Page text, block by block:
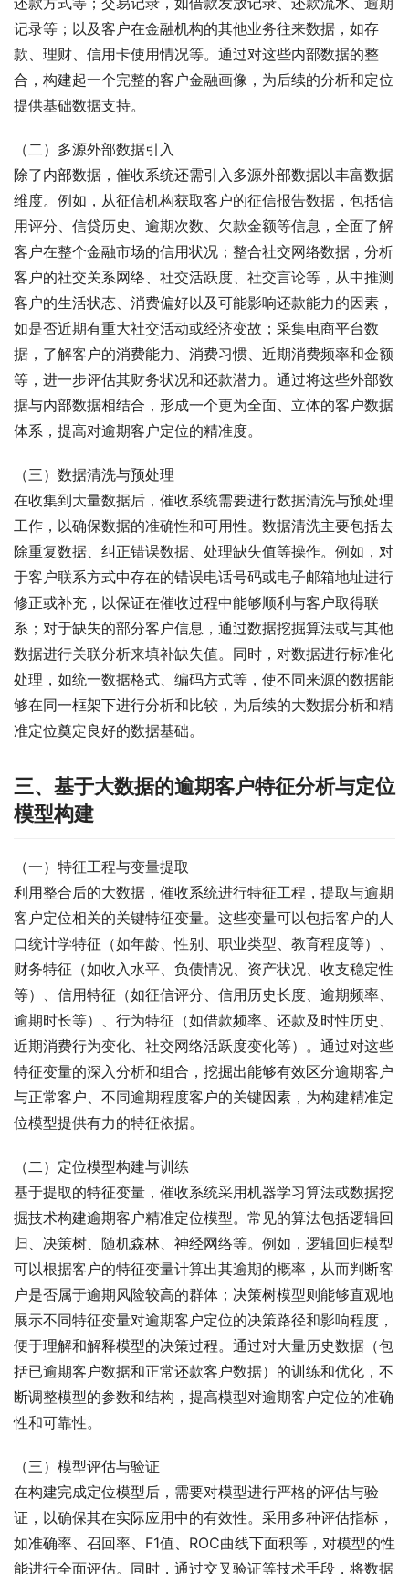
记录等；以及客户在金融机构的其他业务往来数据，如存
款、理财、信用卡使用情况等。通过对这些内部数据的整
合，构建起一个完整的客户金融画像，为后续的分析和定位
提供基础数据支持。
（二）多源外部数据引入
除了内部数据，催收系统还需引入多源外部数据以丰富数据
维度。例如，从征信机构获取客户的征信报告数据，包括信
用评分、信贷历史、逾期次数、欠款金额等信息，全面了解
客户在整个金融市场的信用状况；整合社交网络数据，分析
客户的社交关系网络、社交活跃度、社交言论等，从中推测
客户的生活状态、消费偏好以及可能影响还款能力的因素，
如是否近期有重大社交活动或经济变故；采集电商平台数
据，了解客户的消费能力、消费习惯、近期消费频率和金额
等，进一步评估其财务状况和还款潜力。通过将这些外部数
据与内部数据相结合，形成一个更为全面、立体的客户数据
体系，提高对逾期客户定位的精准度。
（三）数据清洗与预处理
在收集到大量数据后，催收系统需要进行数据清洗与预处理
工作，以确保数据的准确性和可用性。数据清洗主要包括去
除重复数据、纠正错误数据、处理缺失值等操作。例如，对
于客户联系方式中存在的错误电话号码或电子邮箱地址进行
修正或补充，以保证在催收过程中能够顺利与客户取得联
系；对于缺失的部分客户信息，通过数据挖掘算法或与其他
数据进行关联分析来填补缺失值。同时，对数据进行标准化
处理，如统一数据格式、编码方式等，使不同来源的数据能
够在同一框架下进行分析和比较，为后续的大数据分析和精
准定位奠定良好的数据基础。
三、基于大数据的逾期客户特征分析与定位
模型构建
（一）特征工程与变量提取
利用整合后的大数据，催收系统进行特征工程，提取与逾期
客户定位相关的关键特征变量。这些变量可以包括客户的人
口统计学特征（如年龄、性别、职业类型、教育程度等）、
财务特征（如收入水平、负债情况、资产状况、收支稳定性
等）、信用特征（如征信评分、信用历史长度、逾期频率、
逾期时长等）、行为特征（如借款频率、还款及时性历史、
近期消费行为变化、社交网络活跃度变化等）。通过对这些
特征变量的深入分析和组合，挖掘出能够有效区分逾期客户
与正常客户、不同逾期程度客户的关键因素，为构建精准定
位模型提供有力的特征依据。
（二）定位模型构建与训练
基于提取的特征变量，催收系统采用机器学习算法或数据挖
掘技术构建逾期客户精准定位模型。常见的算法包括逻辑回
归、决策树、随机森林、神经网络等。例如，逻辑回归模型
可以根据客户的特征变量计算出其逾期的概率，从而判断客
户是否属于逾期风险较高的群体；决策树模型则能够直观地
展示不同特征变量对逾期客户定位的决策路径和影响程度，
便于理解和解释模型的决策过程。通过对大量历史数据（包
括已逾期客户数据和正常还款客户数据）的训练和优化，不
断调整模型的参数和结构，提高模型对逾期客户定位的准确
性和可靠性。
（三）模型评估与验证
在构建完成定位模型后，需要对模型进行严格的评估与验
证，以确保其在实际应用中的有效性。采用多种评估指标，
如准确率、召回率、F1值、ROC曲线下面积等，对模型的性
能进行全面评估。同时，通过交叉验证等技术手段，将数据